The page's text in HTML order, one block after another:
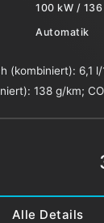
100 kW / 136
Automatik
(kombiniert): 6,1
138 g/km;CO
Alle Details